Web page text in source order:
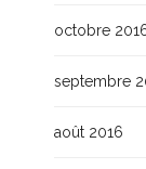
octobre
septembre
août 2016